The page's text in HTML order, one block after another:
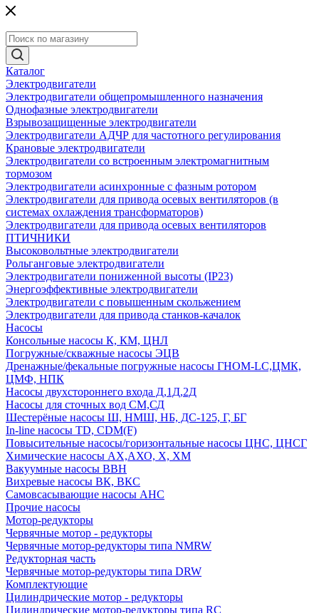
Каталог
Электродвигатели
Электродвигатели общепромышленного назначения
Однофазные электродвигатели
Взрывозащищенные электродвигатели
Электродвигатели АДЧР для частотного регулирования
Крановые электродвигатели
Электродвигатели со встроенным электромагнитным
тормозом
Электродвигатели асинхронные с фазным ротором
Электродвигатели для привода осевых вентиляторов (в
системах охлаждения трансформаторов)
Электродвигатели для привода осевых вентиляторов
ПТИЧНИКИ
Высоковольтные электродвигатели
Рольганговые электродвигатели
Электродвигатели пониженной высоты (IP23)
Энергоэффективные электродвигатели
Электродвигатели с повышенным скольжением
Электродвигатели для привода станков-качалок
Насосы
Консольные насосы К, КМ, ЦНЛ
Погружные/скважные насосы ЭЦВ
Дренажные/фекальные погружные насосы ГНОМ-LC,ЦМК,
ЦМФ, НПК
Насосы двухстороннего входа Д,1Д,2Д
Насосы для сточных вод СМ,СД
Шестерёные насосы Ш, НМШ, НБ, ДС-125, Г, БГ
In-line насосы TD, CDM(F)
Повысительные насосы/горизонтальные насосы ЦНС, ЦНСГ
Химические насосы АХ,АХО, Х, ХМ
Вакуумные насосы ВВН
Вихревые насосы ВК, ВКС
Самовсасывающие насосы АНС
Прочие насосы
Мотор-редукторы
Червячные мотор - редукторы
Червячные мотор-редукторы типа NMRW
Редукторная часть
Червячные мотор-редукторы типа DRW
Комплектующие
Цилиндрические мотор - редукторы
Цилиндрические мотор-редукторы типа RC